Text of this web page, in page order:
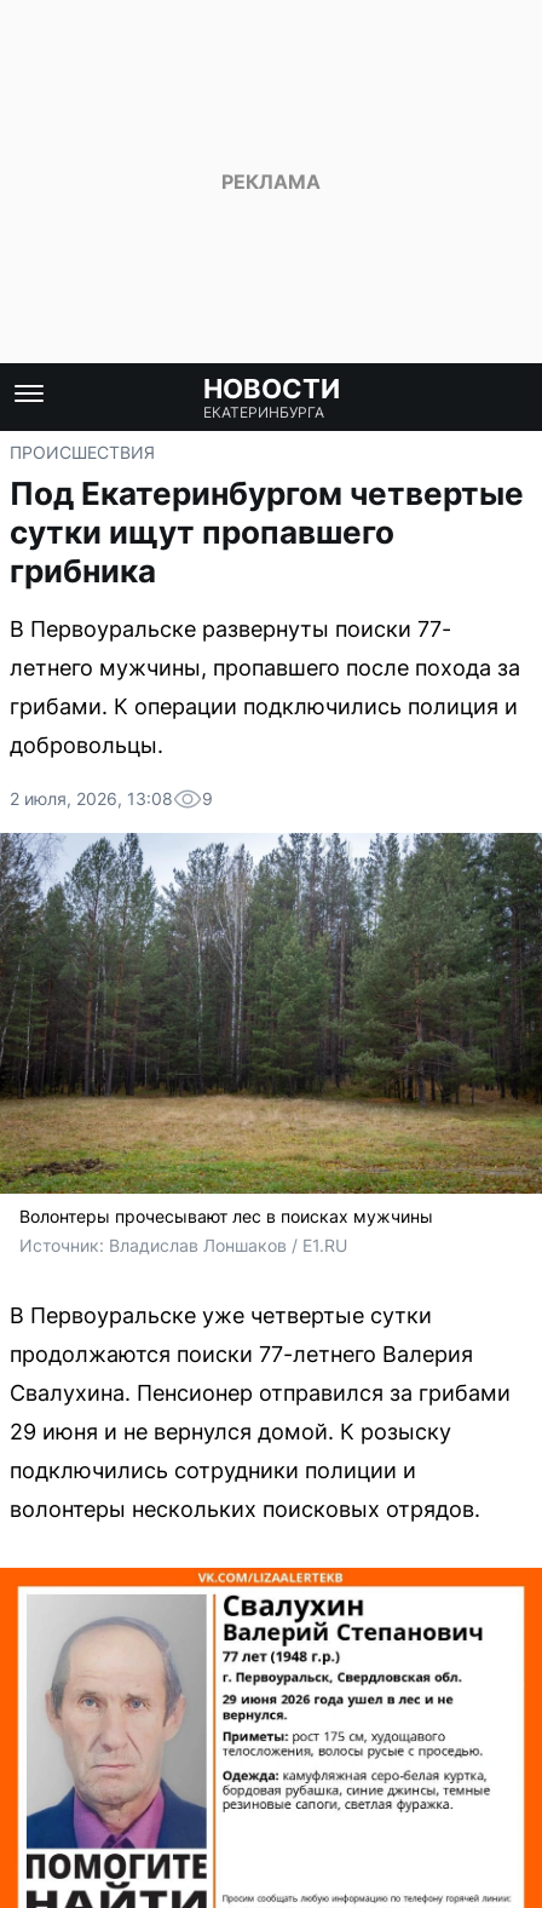
НОВОСТИ
ЕКАТЕРИНБУРГА
ПРОИСШЕСТВИЯ
Под Екатеринбургом четвертые
сутки ищут пропавшего
грибника
В Первоуральске развернуты поиски 77-
летнего мужчины, пропавшего после похода за
грибами. К операции подключились полиция и
добровольцы.
2 июля, 2026, 13:08 9
Волонтеры прочесывают лес в поисках мужчины
Источник: Владислав Лоншаков / E1.RU
В Первоуральске уже четвертые сутки
продолжаются поиски 77-летнего Валерия
Свалухина. Пенсионер отправился за грибами
29 июня и не вернулся домой. К розыску
подключились сотрудники полиции и
волонтеры нескольких поисковых отрядов.